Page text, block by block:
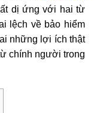
dị ứng với hai từ
lệch về bảo hiểm
những lợi ích thật
chính người trong